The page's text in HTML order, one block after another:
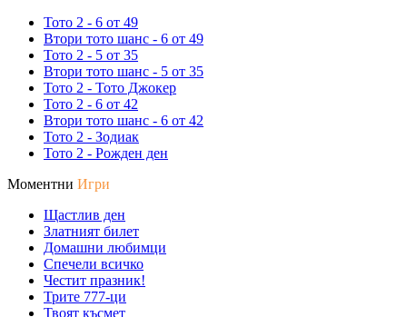
Тото 2 - 6 от 49
Втори тото шанс - 6 от 49
Тото 2 - 5 от 35
Втори тото шанс - 5 от 35
Тото 2 - Тото Джокер
Тото 2 - 6 от 42
Втори тото шанс - 6 от 42
Тото 2 - Зодиак
Тото 2 - Рожден ден
Моментни Игри
Щастлив ден
Златният билет
Домашни любимци
Спечели всичко
Честит празник!
Трите 777-ци
Твоят късмет